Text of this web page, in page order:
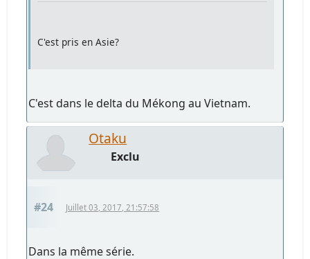
C'est pris en Asie?
C'est dans le delta du Mékong au Vietnam.
Otaku
Exclu
#24 Juillet 03, 2017, 21:57:58
Dans la même série.